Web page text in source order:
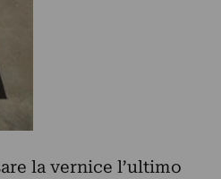
la vernice l’ultimo